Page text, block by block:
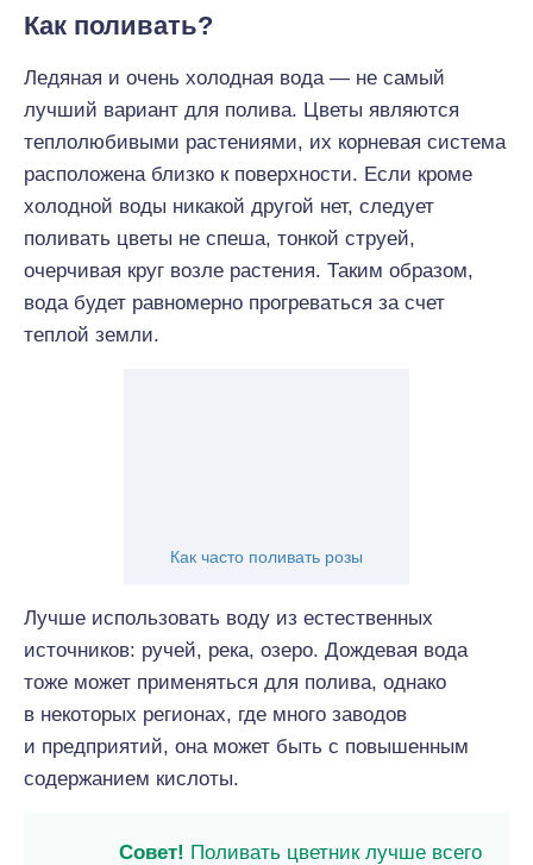
Как поливать?
Ледяная и очень холодная вода — не самый
лучший вариант для полива. Цветы являются
теплолюбивыми растениями, их корневая система
расположена близко к поверхности. Если кроме
холодной воды никакой другой нет, следует
поливать цветы не спеша, тонкой струей,
очерчивая круг возле растения. Таким образом,
вода будет равномерно прогреваться за счет
теплой земли.
Как часто поливать розы
Лучше использовать воду из естественных
источников: ручей, река, озеро. Дождевая вода
тоже может применяться для полива, однако
в некоторых регионах, где много заводов
и предприятий, она может быть с повышенным
содержанием кислоты.
Совет! Поливать цветник лучше всего